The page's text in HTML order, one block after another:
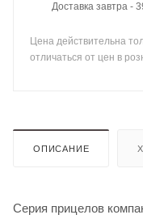
Доставка завтра -
Цена действительна
отличаться от цен в
ОПИСАНИЕ
Серия прицелов